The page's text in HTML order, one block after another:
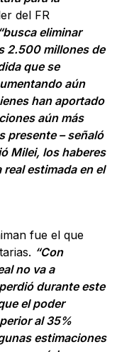
del FR
“busca eliminar
2.500 millones de
que se
aún
han aportado
aún más
presente – señaló
Milei, los haberes
estimada en el
fue el que
“Con
no va a
durante este
el poder
al 35%
estimaciones